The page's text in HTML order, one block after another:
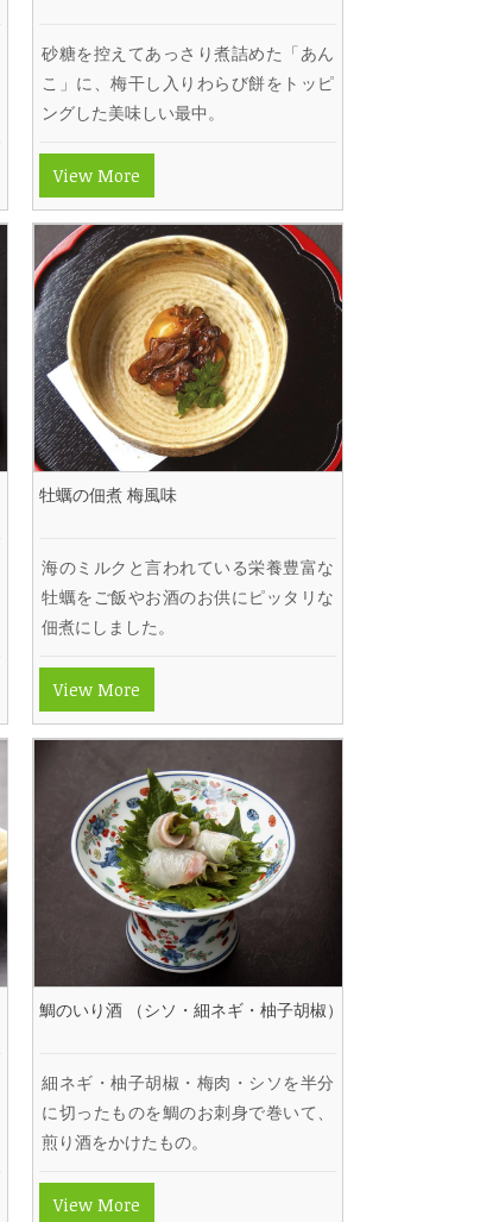
砂糖を控えてあっさり煮詰めた「あん
こ」に、梅干し入りわらび餅をトッピ
ングした美味しい最中。
View More
牡蠣の佃煮 梅風味
海のミルクと言われている栄養豊富な
牡蠣をご飯やお酒のお供にピッタリな
佃煮にしました。
View More
鯛のいり酒 （シソ・細ネギ・柚子胡椒）
細ネギ・柚子胡椒・梅肉・シソを半分
に切ったものを鯛のお刺身で巻いて、
煎り酒をかけたもの。
View More